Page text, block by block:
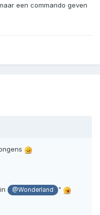
een commando geven
@Wonderland "